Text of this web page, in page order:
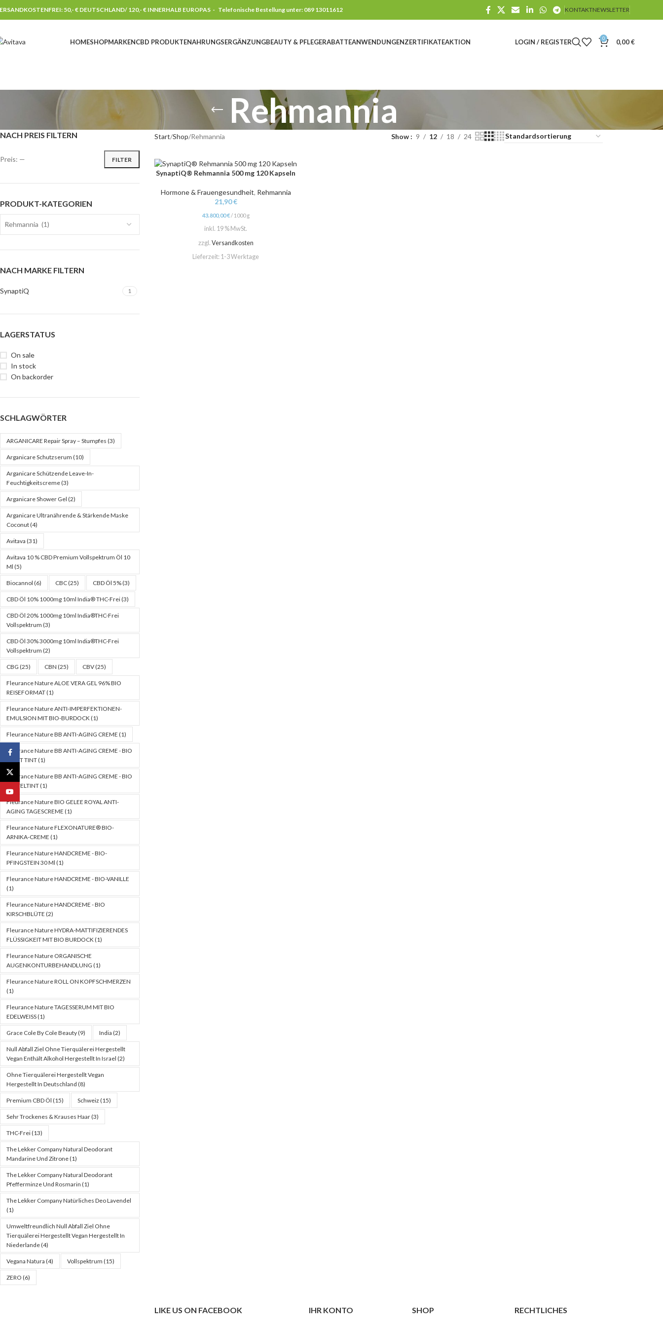
50,- € DEUTSCHLAND/ 120,- € INNERHALB EUROPAS - Telefonische Bestellung unter: 089 13011612 KONTAKTNEWSLETTER
HOMESHOPMARKENCBD PRODUKTENAHRUNGSERGÄNZUNGBEAUTY & PFLEGERABATTEANWENDUNGENZERTIFIKATEAKTION LOGIN / REGISTER 0 0,00€
Rehmannia
NACH PREIS FILTERN
FILTER
Preis: —
PRODUKT-KATEGORIEN
Rehmannia (1)
NACH MARKE FILTERN
SynaptiQ 1
LAGERSTATUS
On sale
In stock
On backorder
SCHLAGWÖRTER
ARGANICARE Repair Spray – Stumpfes (3)
Arganicare Schutzserum (10)
Arganicare Schützende Leave-In-
Feuchtigkeitscreme(3)
Arganicare Shower Gel (2)
Arganicare Ultranährende & Stärkende Maske
Coconut(4)
Avitava (31)
Avitava 10 % CBD Premium Vollspektrum Öl 10
Ml (5)
Biocannol (6) CBC(25) CBD Öl 5%(3)
CBD Öl 10% 1000mg 10ml India® THC-Frei(3)
CBD Öl 20% 1000mg 10ml India®THC-Frei
Vollspektrum (3)
CBD Öl 30% 3000mg 10ml India®THC-Frei
Vollspektrum (2)
CBG (25) CBN (25) CBV(25)
Fleurance Nature ALOE VERA GEL 96% BIO
REISEFORMAT(1)
Fleurance Nature ANTI-IMPERFEKTIONEN-
EMULSION MIT BIO-BURDOCK(1)
Fleurance Nature BB ANTI-AGING CREME (1)
Fleurance Nature BB ANTI-AGING CREME - BIO
LIGHT TINT(1)
Fleurance Nature BB ANTI-AGING CREME - BIO
MITTELTINT(1)
Fleurance Nature BIO GELEE ROYAL ANTI-
AGING TAGESCREME (1)
Fleurance Nature FLEXONATURE® BIO-
ARNIKA-CREME (1)
Fleurance Nature HANDCREME - BIO-
PFINGSTEIN 30 Ml (1)
Fleurance Nature HANDCREME - BIO-VANILLE
(1)
Fleurance Nature HANDCREME - BIO
KIRSCHBLÜTE (2)
Fleurance Nature HYDRA-MATTIFIZIERENDES
FLÜSSIGKEIT MIT BIO BURDOCK(1)
Fleurance Nature ORGANISCHE
AUGENKONTURBEHANDLUNG (1)
Fleurance Nature ROLL ON KOPFSCHMERZEN
(1)
Fleurance Nature TAGESSERUM MIT BIO
EDELWEISS(1)
Grace Cole By Cole Beauty(9) India (2)
Null Abfall Ziel Ohne Tierquälerei Hergestellt
Vegan Enthält Alkohol Hergestellt In Israel (2)
Ohne Tierquälerei Hergestellt Vegan
Hergestellt In Deutschland (8)
Premium CBD Öl (15) Schweiz (15)
Sehr Trockenes & Krauses Haar(3)
THC-Frei(13)
The Lekker Company Natural Deodorant
Mandarine Und Zitrone(1)
The Lekker Company Natural Deodorant
Pfefferminze Und Rosmarin (1)
The Lekker Company Natürliches Deo Lavendel
(1)
Umweltfreundlich Null Abfall Ziel Ohne
Tierquälerei Hergestellt Vegan Hergestellt In
Niederlande(4)
Vegana Natura (4) Vollspektrum (15)
ZERO (6)
Start Shop Rehmannia Show 9 12 18 24
IN DEN WARENKORB
SynaptiQ® Rehmannia 500 mg 120 Kapseln
Hormone & Frauengesundheit, Rehmannia
21,90€
43.800,00€/ 1000 g
inkl. 19 % MwSt.
zzgl. Versandkosten
Lieferzeit: 1-3 Werktage
LIKE US ON FACEBOOK IHR KONTO SHOP RECHTLICHES
Facebook
X
YouTube